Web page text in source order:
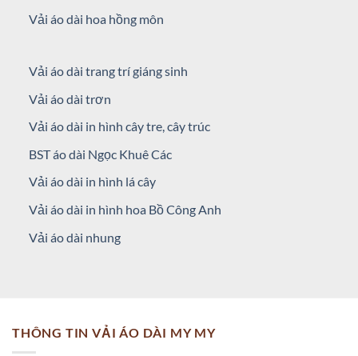
Vải áo dài hoa hồng môn
Vải áo dài trang trí giáng sinh
Vải áo dài trơn
Vải áo dài in hình cây tre, cây trúc
BST áo dài Ngọc Khuê Các
Vải áo dài in hình lá cây
Vải áo dài in hình hoa Bồ Công Anh
Vải áo dài nhung
THÔNG TIN VẢI ÁO DÀI MY MY